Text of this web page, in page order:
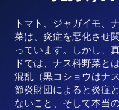
トマト、ジャガイモ、
菜は、炎症を悪化させ
っています。しかし、
ドでは、ナス科野菜と
混乱（黒コショウはナ
節炎財団によると炎症
ないこと、そして本当